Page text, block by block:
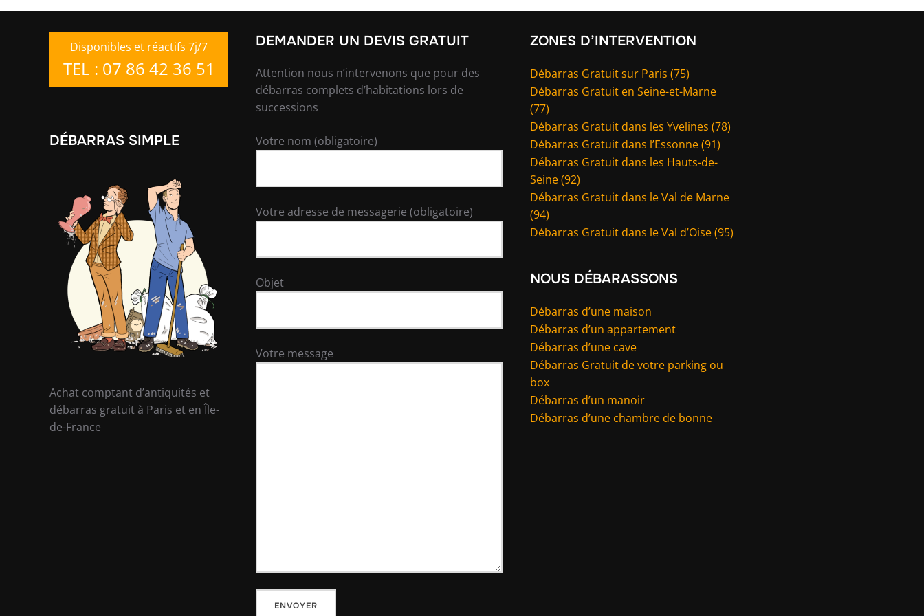
Disponibles et réactifs 7j/7
TEL : 07 86 42 36 51
DÉBARRAS SIMPLE
Achat comptant d’antiquités et
débarras gratuit à Paris et en Île-
de-France
DEMANDER UN DEVIS GRATUIT
Attention nous n’intervenons que pour des
débarras complets d’habitations lors de
successions
Votre nom (obligatoire)
Votre adresse de messagerie (obligatoire)
Objet
Votre message
ZONES D’INTERVENTION
Débarras Gratuit sur Paris (75)
Débarras Gratuit en Seine-et-Marne
(77)
Débarras Gratuit dans les Yvelines (78)
Débarras Gratuit dans l’Essonne (91)
Débarras Gratuit dans les Hauts-de-
Seine (92)
Débarras Gratuit dans le Val de Marne
(94)
Débarras Gratuit dans le Val d’Oise (95)
NOUS DÉBARASSONS
Débarras d’une maison
Débarras d’un appartement
Débarras d’une cave
Débarras Gratuit de votre parking ou
box
Débarras d’un manoir
Débarras d’une chambre de bonne